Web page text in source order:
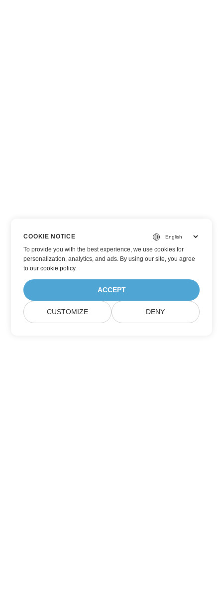
COOKIE NOTICE
To provide you with the best experience, we use cookies for
personalization, analytics, and ads. By using our site, you agree
toour cookie policy.
ACCEPT
CUSTOMIZE DENY